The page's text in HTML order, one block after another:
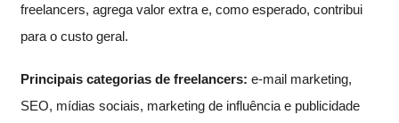
freelancers, agrega valor extra e, como esperado, contribui
para o custo geral.
Principais categorias de freelancers: e-mail marketing,
SEO, mídias sociais, marketing de influência e publicidade